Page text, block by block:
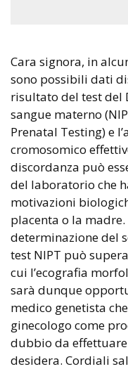
Cara signora, in alcune condizioni
sono possibili dati
risultato del test del
sangue materno
Prenatal Testing) e
cromosomico
discordanza può
del laboratorio che
motivazioni
placenta o la
determinazione del
test NIPT può
cui l’ecografia
sarà dunque
medico genetista
ginecologo come
dubbio da
desidera. Cordiali